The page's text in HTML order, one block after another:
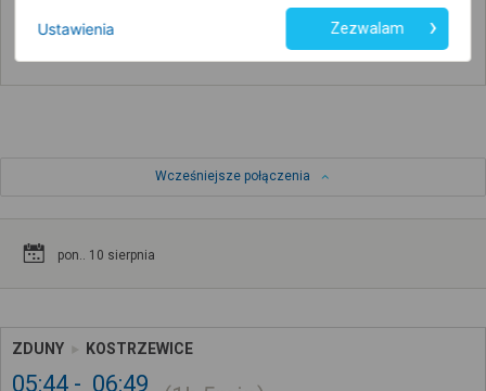
Poniżej przedstawiamy dostępne połączenia z innych dat
Wcześniejsze połączenia
pon.. 10 sierpnia
ZDUNY KOSTRZEWICE
05:44 06:49
Ustawienia Zezwalam